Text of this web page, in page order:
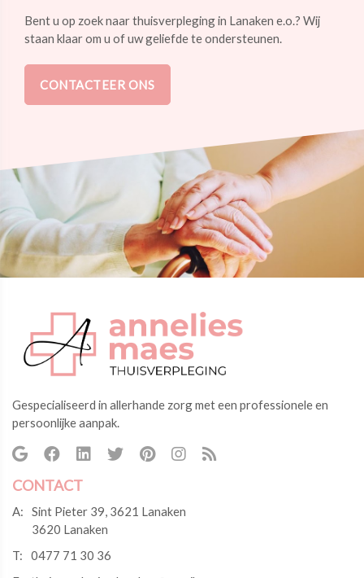
Bent u op zoek naar thuisverpleging in Lanaken e.o.? Wij
staan klaar om u of uw geliefde te ondersteunen.
CONTACTEER ONS
Gespecialiseerd in allerhande zorg met een professionele en
persoonlijke aanpak.
CONTACT
A:
Sint Pieter 39, 3621 Lanaken
3620 Lanaken
T:
0477 71 30 36